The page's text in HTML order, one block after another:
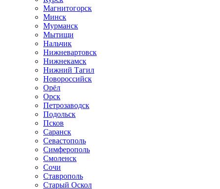
Магнитогорск
Минск
Мурманск
Мытищи
Нальчик
Нижневартовск
Нижнекамск
Нижний Тагил
Новороссийск
Орёл
Орск
Петрозаводск
Подольск
Псков
Саранск
Севастополь
Симферополь
Смоленск
Сочи
Ставрополь
Старый Оскол